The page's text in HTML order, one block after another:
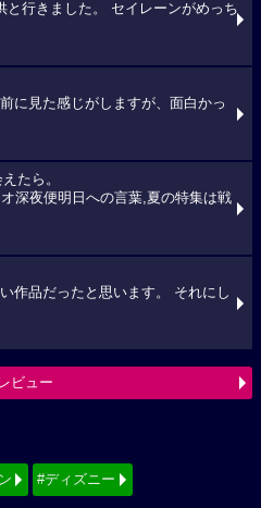
行きました。 セイレーンがめっち
に見た感じがしますが、面白かっ
たら。
深夜便明日への言葉,夏の特集は戦
作品だったと思います。 それにし
ビュー
#ディズニー